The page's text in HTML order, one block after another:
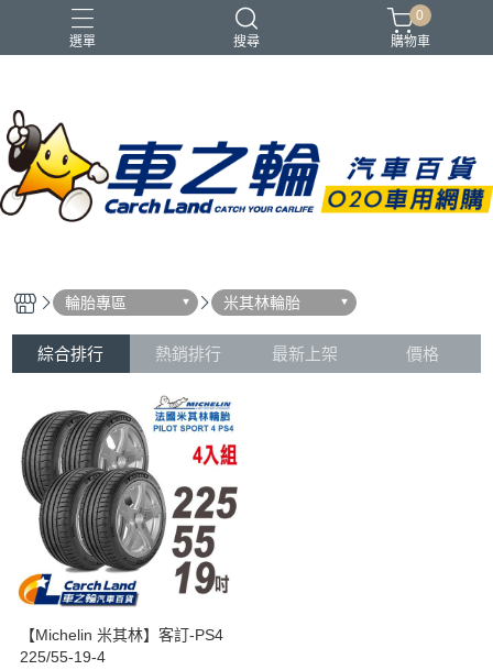
選單 搜尋
0
購物車
輪胎專區 米其林輪胎
綜合排行 熱銷排行 最新上架 價格
【Michelin 米其林】客訂-PS4
225/55-19-4